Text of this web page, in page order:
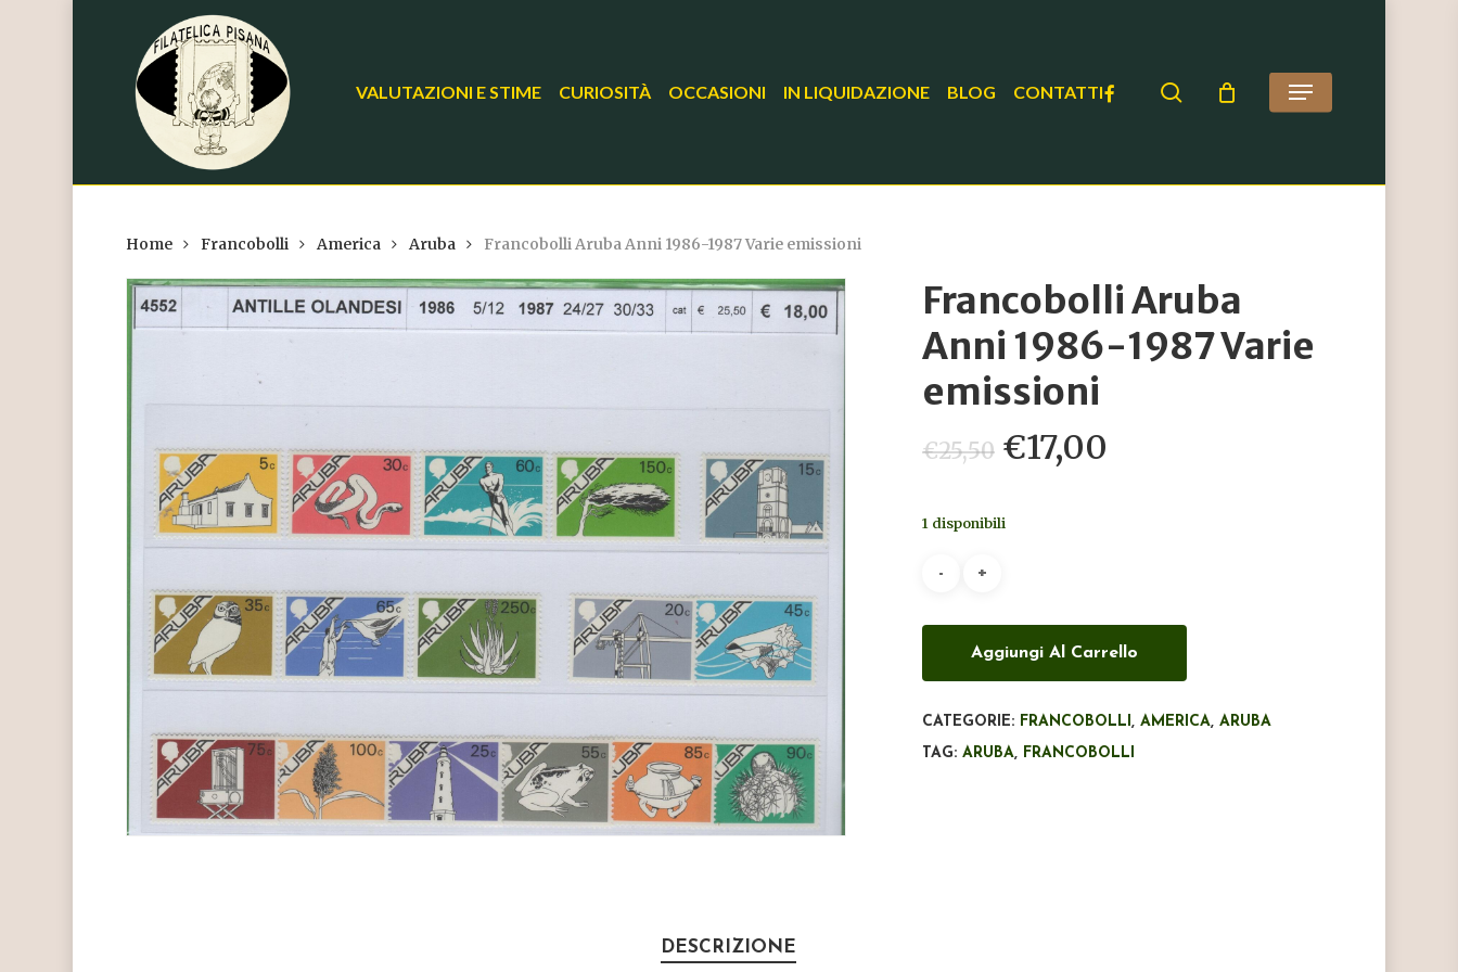
Hit enter to search or ESC to close
VALUTAZIONI E STIME CURIOSITÀ OCCASIONI IN LIQUIDAZIONE BLOG CONTATTIFACEBOOK search Menu
Home Francobolli America Aruba Francobolli Aruba Anni 1986-1987 Varie emissioni
Francobolli Aruba
Anni 1986-1987 Varie
emissioni
€25,50 Il
prezzo
originale
€17,00
1 disponibili
Aggiungi Al Carrello
CATEGORIE: FRANCOBOLLI,AMERICA,ARUBA
TAG:ARUBA, FRANCOBOLLI
DESCRIZIONE